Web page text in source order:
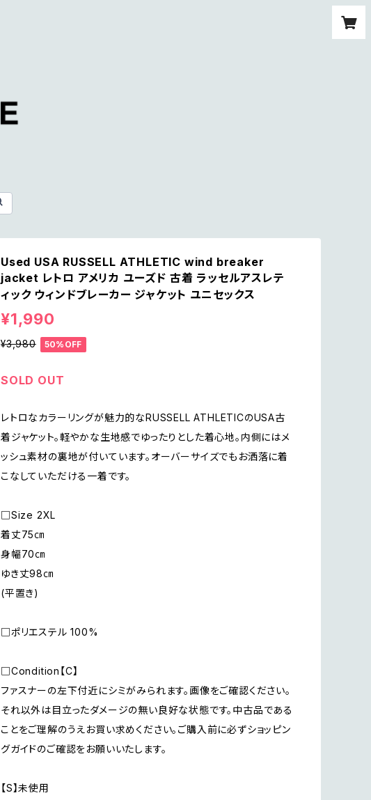
Used USA RUSSELL ATHLETIC wind breaker
jacket レトロ アメリカ ユーズド 古着 ラッセルアスレテ
ィック ウィンドブレーカー ジャケット ユニセックス
¥1,990
¥3,980 50%OFF
SOLD OUT
レトロなカラーリングが魅力的なRUSSELL ATHLETICのUSA古
着ジャケット。軽やかな生地感でゆったりとした着心地。内側にはメ
ッシュ素材の裏地が付いています。オーバーサイズでもお洒落に着
こなしていただける一着です。
□Size 2XL
着丈75㎝
身幅70㎝
ゆき丈98㎝
(平置き)
□ポリエステル 100%
□Condition【C】
ファスナーの左下付近にシミがみられます。画像をご確認ください。
それ以外は目立ったダメージの無い良好な状態です。中古品である
ことをご理解のうえお買い求めください。ご購入前に必ずショッピン
グガイドのご確認をお願いいたします。
【S】未使用